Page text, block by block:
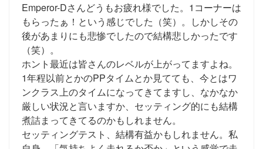
Emperor-Dさんどうもお疲れ様でした。1コーナーは
もらったぁ！という感じでした（笑）。しかしその
後があまりにも悲惨でしたので結構悲しかったです
（笑）。
ホント最近は皆さんのレベルが上がってますよね。
1年程以前とかのPPタイムとか見てても、今とはワ
ンクラス上のタイムになってきてますし、なかなか
厳しい状況と言いますか、セッティング的にも結構
煮詰まってきてるのかもしれません。
セッティングテスト、結構有益かもしれません。私